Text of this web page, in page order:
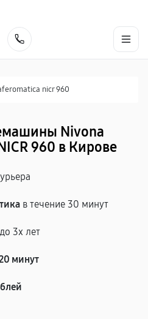
nicr 960
Nivona
960 в Кирове
в течение 30 минут
3х лет
минут